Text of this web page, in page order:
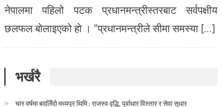
नेपालमा पहिलो पटक प्रधानमन्त्रीस्तरबाट सर्वपक्षीय
छलफल बोलाइएको हो । “प्रधानमन्त्रीले सीमा समस्या […]
भर्खरै
चार वर्षमा बदलिँदो मध्यपुर थिमि : राजस्व वृद्धि, पूर्वाधार विस्तार र सेवा सुधार